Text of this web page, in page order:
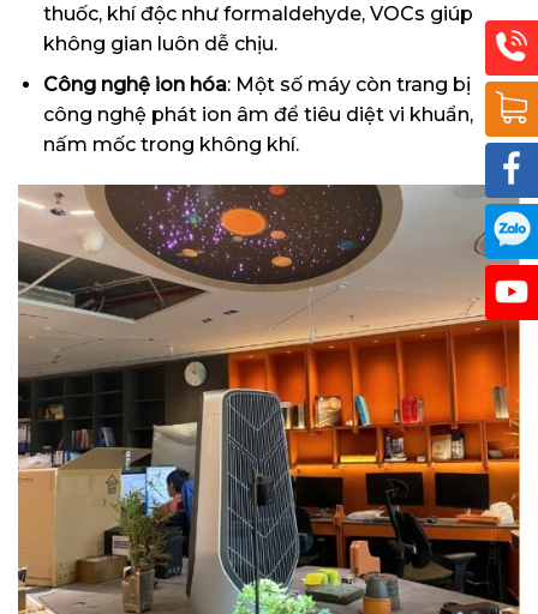
thuốc, khí độc như formaldehyde, VOCs giúp
không gian luôn dễ chịu.
Công nghệ ion hóa: Một số máy còn trang bị
công nghệ phát ion âm để tiêu diệt vi khuẩn,
nấm mốc trong không khí.